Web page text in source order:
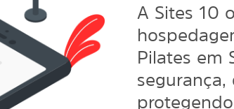
A Sites 10
Pilates em